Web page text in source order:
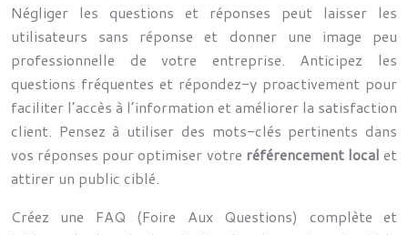
Négliger les questions et réponses peut laisser les
utilisateurs sans réponse et donner une image peu
professionnelle de votre entreprise. Anticipez les
questions fréquentes et répondez-y proactivement pour
faciliter l’accès à l’information et améliorer la satisfaction
client. Pensez à utiliser des mots-clés pertinents dans
vos réponses pour optimiser votre référencement localet
attirer un public ciblé.
Créez une FAQ (Foire Aux Questions) complète et